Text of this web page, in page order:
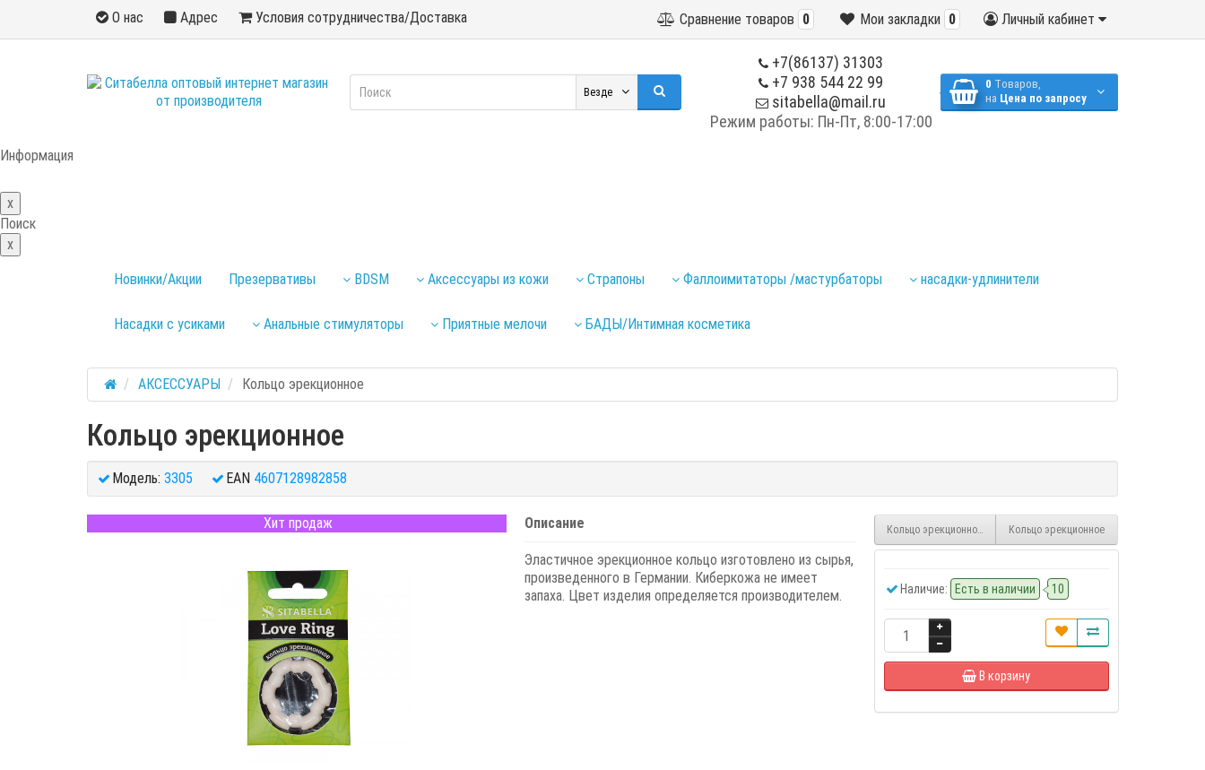
О нас Адрес Условия сотрудничества/Доставка Личный кабинет
Мои закладки 0
Сравнение товаров 0
+7(86137) 31303
+7 938 544 22 99
sitabella@mail.ru
Режим работы: Пн-Пт, 8:00-17:00
0 Tоваров,
на Цена по запросу
Везде
Информация
x
Поиск
x
Новинки/Акции Презервативы BDSM Аксессуары из кожи Страпоны Фаллоимитаторы /мастурбаторы насадки-удлинители
Насадки с усиками Анальные стимуляторы Приятные мелочи БАДЫ/Интимная косметика
АКСЕССУАРЫ Кольцо эрекционное
Кольцо эрекционное
Модель: 3305 EAN 4607128982858
Хит продаж Описание
Эластичное эрекционное кольцо изготовлено из сырья,
произведенного в Германии. Киберкожа не имеет
запаха. Цвет изделия определяется производителем.
Кольцо эрекционное Love RingКольцо эрекционное
Наличие: Есть в наличии 10
В корзину